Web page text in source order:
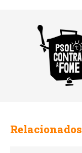
Relacionados